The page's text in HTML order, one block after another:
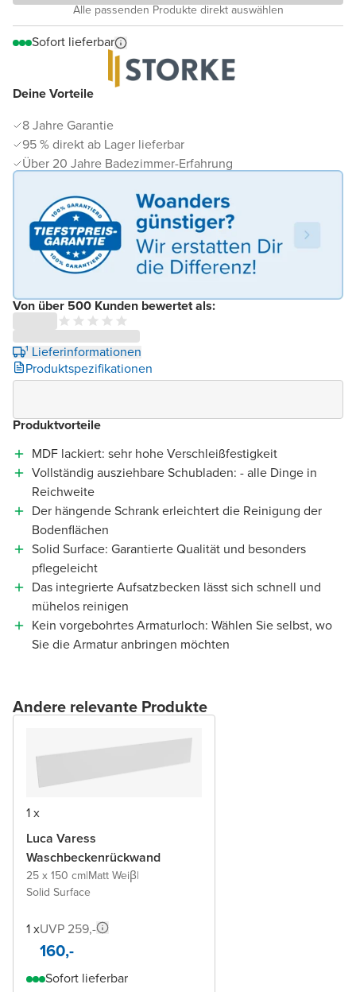
Deine Vorteile
8 Jahre Garantie
95 % direkt ab Lager lieferbar
Über 20 Jahre Badezimmer-Erfahrung
Von über 500 Kunden bewertet als:
¹ Lieferinformationen
Produktspezifikationen
Alle passenden Produkte direkt auswählen
Sofort lieferbar
Produktvorteile
MDF lackiert: sehr hohe Verschleißfestigkeit
Vollständig ausziehbare Schubladen: - alle Dinge in
Reichweite
Der hängende Schrank erleichtert die Reinigung der
Bodenflächen
Solid Surface: Garantierte Qualität und besonders
pflegeleicht
Das integrierte Aufsatzbecken lässt sich schnell und
mühelos reinigen
Kein vorgebohrtes Armaturloch: Wählen Sie selbst, wo
Sie die Armatur anbringen möchten
Andere relevante Produkte
1 x
Luca Varess
Waschbeckenrückwand
25 x 150 cm|Matt Weiβ|
Solid Surface
1 xUVP 259,-
160,-
Sofort lieferbar